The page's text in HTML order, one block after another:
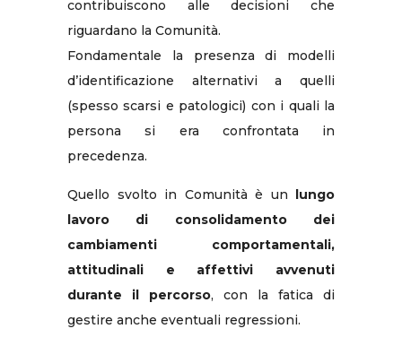
contribuiscono alle decisioni che
riguardano la Comunità.
Fondamentale la presenza di modelli
d’identificazione alternativi a quelli
(spesso scarsi e patologici) con i quali la
persona si era confrontata in
precedenza.
Quello svolto in Comunità è un lungo
lavoro di consolidamento dei
cambiamenti comportamentali,
attitudinali e affettivi avvenuti
durante il percorso, con la fatica di
gestire anche eventuali regressioni.